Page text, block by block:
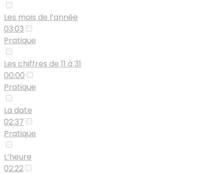
Les mois de l’année
03:03
Pratique
Les chiffres de 11 à 31
00:00
Pratique
La date
02:37
Pratique
L’heure
02:22